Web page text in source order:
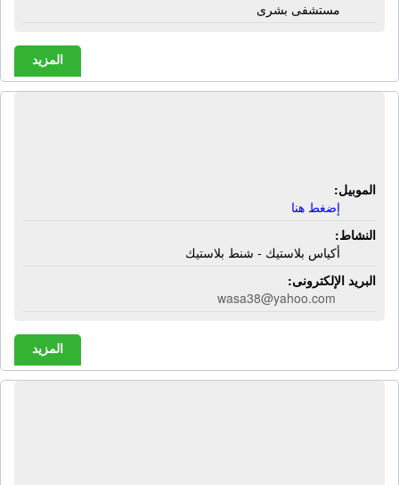
مستشفى بشرى
المزيد
الموبيل:
إضغط هنا
النشاط:
أكياس بلاستيك - شنط بلاستيك
البريد الإلكترونى:
wasa38@yahoo.com
المزيد